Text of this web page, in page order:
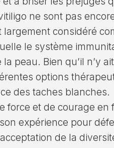
ne sont pas
considéré
le système
peau. Bien qu’il n’y
options
des taches blanches.
force et de courage en
expérience pour
de la